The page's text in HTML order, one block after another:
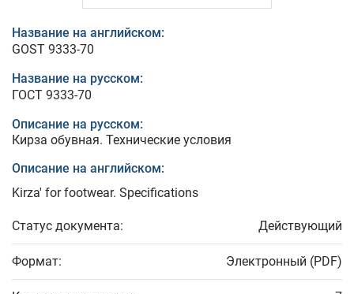
Название на английском:
GOST 9333-70
Название на русском:
ГОСТ 9333-70
Описание на русском:
Кирза обувная. Технические условия
Описание на английском:
Kirza' for footwear. Specifications
Статус документа: Действующий
Формат: Электронный (PDF)